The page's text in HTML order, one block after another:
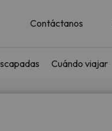
Contáctanos
Cuándo viajar